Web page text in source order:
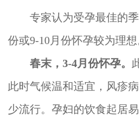
专家认为受孕最佳的季
份或9-10月份怀孕较为理想
春末，3-4月份怀孕。
此时气候温和适宜，风疹
少流行。孕妇的饮食起居